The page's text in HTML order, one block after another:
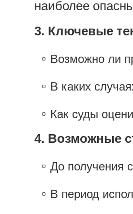
наиболее
3. Ключевые
Возможно ли
В каких
Как суды
4. Возможные
До получения
В период